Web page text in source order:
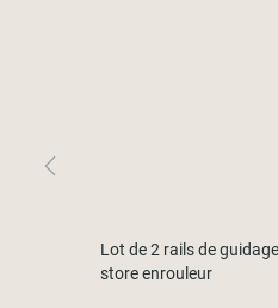
Lot de 2 rails de
store enrouleur